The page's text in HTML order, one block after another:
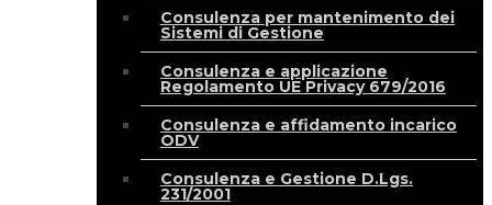
Consulenza per mantenimento dei
Sistemi di Gestione
Consulenza e applicazione
Regolamento UE Privacy 679/2016
Consulenza e affidamento incarico
ODV
Consulenza e Gestione D.Lgs.
231/2001